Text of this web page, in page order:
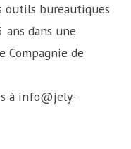
bureautiques
ans dans une
Compagnie de
à info@jely-